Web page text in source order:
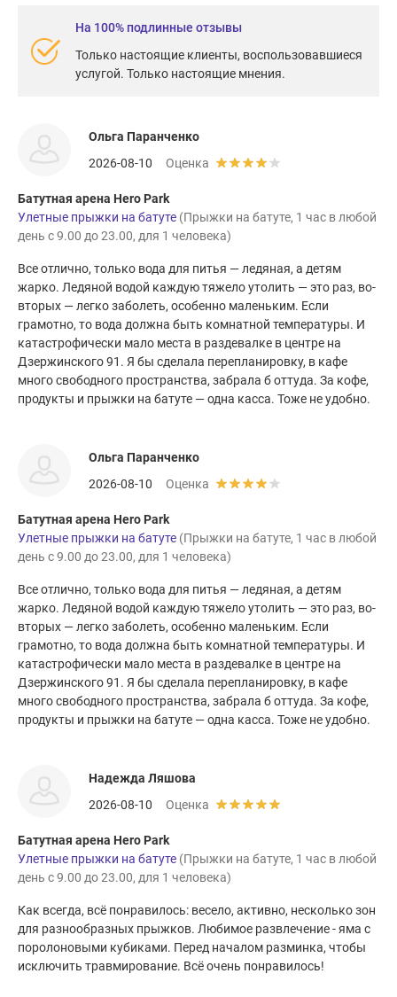
На 100% подлинные отзывы
Только настоящие клиенты, воспользовавшиеся
услугой. Только настоящие мнения.
Ольга Паранченко
2026-08-10
Оценка
Батутная арена Hero Park
Улетные прыжки на батуте (Прыжки на батуте, 1 час в любой
день с 9.00 до 23.00, для 1 человека)
Все отлично, только вода для питья — ледяная, а детям
жарко. Ледяной водой каждую тяжело утолить — это раз, во-
вторых — легко заболеть, особенно маленьким. Если
грамотно, то вода должна быть комнатной температуры. И
катастрофически мало места в раздевалке в центре на
Дзержинского 91. Я бы сделала перепланировку, в кафе
много свободного пространства, забрала б оттуда. За кофе,
продукты и прыжки на батуте — одна касса. Тоже не удобно.
Ольга Паранченко
2026-08-10
Оценка
Батутная арена Hero Park
Улетные прыжки на батуте (Прыжки на батуте, 1 час в любой
день с 9.00 до 23.00, для 1 человека)
Все отлично, только вода для питья — ледяная, а детям
жарко. Ледяной водой каждую тяжело утолить — это раз, во-
вторых — легко заболеть, особенно маленьким. Если
грамотно, то вода должна быть комнатной температуры. И
катастрофически мало места в раздевалке в центре на
Дзержинского 91. Я бы сделала перепланировку, в кафе
много свободного пространства, забрала б оттуда. За кофе,
продукты и прыжки на батуте — одна касса. Тоже не удобно.
Надежда Ляшова
2026-08-10
Оценка
Батутная арена Hero Park
Улетные прыжки на батуте (Прыжки на батуте, 1 час в любой
день с 9.00 до 23.00, для 1 человека)
Как всегда, всё понравилось: весело, активно, несколько зон
для разнообразных прыжков. Любимое развлечение - яма с
поролоновыми кубиками. Перед началом разминка, чтобы
исключить травмирование. Всё очень понравилось!